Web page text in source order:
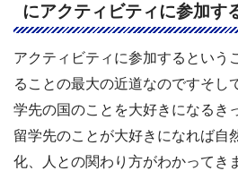
にアクティビティに参加す
アクティビティに参加するという
ることの最大の近道なのですそし
学先の国のことを大好きになるき
留学先のことが大好きになれば自
化、人との関わり方がわかってき